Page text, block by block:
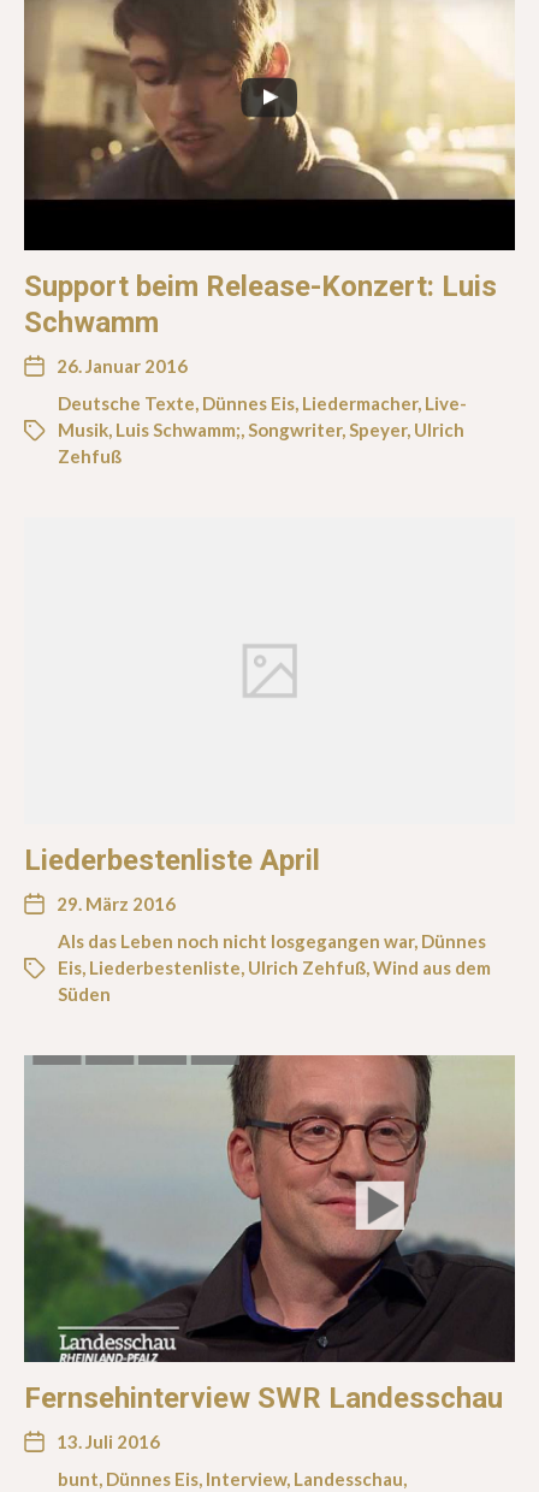
Support beim Release-Konzert: Luis
Schwamm
26. Januar 2016
Deutsche Texte, Dünnes Eis, Liedermacher, Live-
Musik, Luis Schwamm;,Songwriter,Speyer, Ulrich
Zehfuß
Liederbestenliste April
29. März 2016
Als das Leben noch nicht losgegangen war, Dünnes
Eis, Liederbestenliste, Ulrich Zehfuß,Wind aus dem
Süden
Fernsehinterview SWR Landesschau
13. Juli 2016
bunt, Dünnes Eis, Interview, Landesschau,